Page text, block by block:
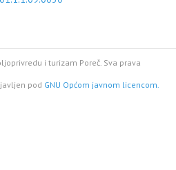
i turizam Poreč. Sva prava
pod GNU Općom javnom licencom.